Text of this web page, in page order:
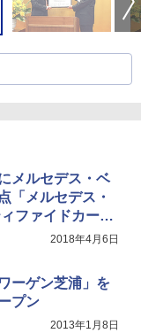
メルセデス・ベ
「メルセデス・
ファイドカーセ
2018年4月6日
ーゲン芝浦」を
プン
2013年1月8日